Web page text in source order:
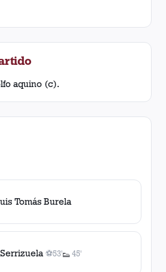
aquino (c).
Tomás Burela
⚽
1gol, 53'
53'👟
1asistencia
45'